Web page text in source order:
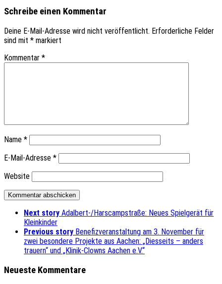
Schreibe einen Kommentar
Deine E-Mail-Adresse wird nicht veröffentlicht. Erforderliche Felder
sind mit * markiert
Kommentar *
Name *
E-Mail-Adresse *
Website
Next story Adalbert-/Harscampstraße: Neues Spielgerät für
Kleinkinder
Previous story Benefizveranstaltung am 3. November für
zwei besondere Projekte aus Aachen: „Diesseits – anders
trauern“ und „Klinik-Clowns Aachen e.V.“
Neueste Kommentare